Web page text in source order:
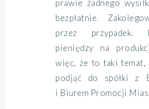
prawie żadnego
bezpłatnie.
przez przypadek.
pieniędzy na
więc, że to taki temat,
podjąć do spółki z
i Biurem Promocji